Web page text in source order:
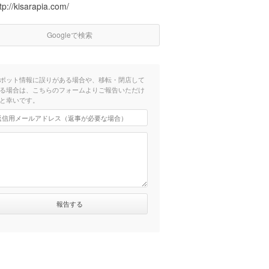
kisarapia.com/
Googleで検索
ット情報に誤りがある場合や、移転・閉店して
場合は、こちらのフォームよりご報告いただけ
幸いです。